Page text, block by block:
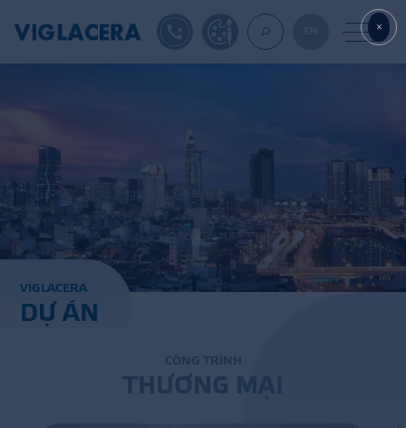
GẠCH ỐP LÁT
BÊ TÔNG KHÍ
1900561582TỰ THIẾT KẾ
VIGLACERA
DỰ ÁN
CÔNG TRÌN H
THƯƠNG M